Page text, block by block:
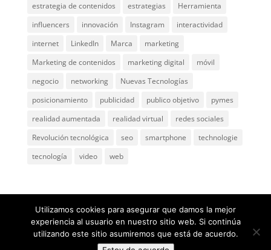
estrategia de contenidos
estrategias
Herramienta
influencers
innovación Instagram
interactividad
internet
LinkedIn Marca
marketing
Marketing de contenidos
marketing digital
móvil
negocio
networking
Nuevas Tecnologías
posicionamiento
publicidad publico objetivo
pymes
realidad aumentada
realidad virtual
redes sociales
Revolución tecnológica
seo smartphone
technologie
tecnología
video web
@ 2005ComunicaGeniaTeléfono: 618731898 |Mapa
Utilizamos cookies para asegurar que damos la mejor
experiencia al usuario en nuestro sitio web. Si continúa
utilizando este sitio asumiremos que está de acuerdo.